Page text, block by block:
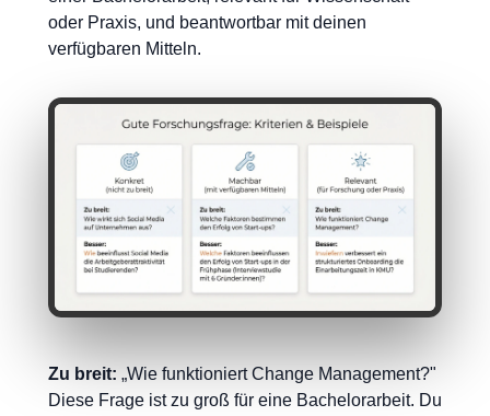
oder Praxis, und beantwortbar mit deinen
verfügbaren Mitteln.
Zu breit: „Wie funktioniert Change Management?"
Diese Frage ist zu groß für eine Bachelorarbeit. Du